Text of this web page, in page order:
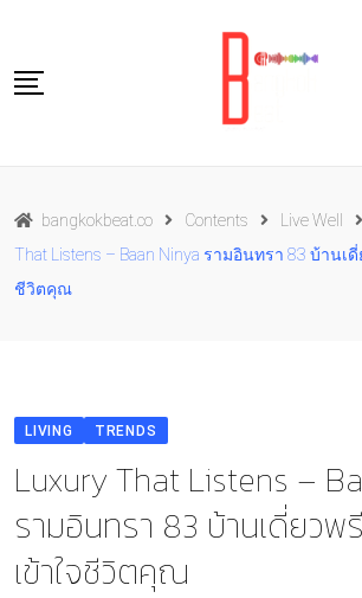
content
Food
Culture
bangkokbeat.co Contents Live Well
That Listens – Baan Ninya รามอินทรา 83 บ้านเ
ชีวิตคุณ
LIVING TRENDS
Luxury That Listens –
รามอินทรา 83 บ้านเดี่ยวพ
เข้าใจชีวิตคุณ